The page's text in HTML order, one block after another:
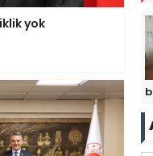
yok